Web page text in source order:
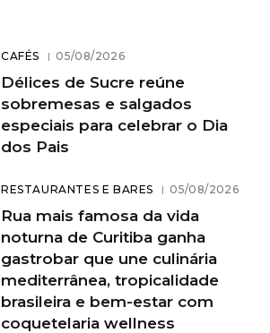
CAFÉS 05/08/2026
Délices de Sucre reúne
sobremesas e salgados
especiais para celebrar o Dia
dos Pais
RESTAURANTES E BARES 05/08/2026
Rua mais famosa da vida
noturna de Curitiba ganha
gastrobar que une culinária
mediterrânea, tropicalidade
brasileira e bem-estar com
coquetelaria wellness